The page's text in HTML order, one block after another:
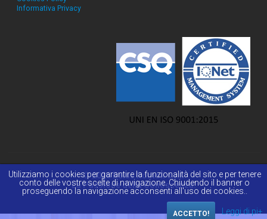
Informativa Privacy
© 2026 Reiss Romoli s.r.l.
La Passione della Conoscenza.
Utilizziamo i cookies per garantire la funzionalità del sito e per tenere
conto delle vostre scelte di navigazione. Chiudendo il banner o
proseguendo la navigazione acconsenti all'uso dei cookies..
ACCETTO! Leggi di pi+